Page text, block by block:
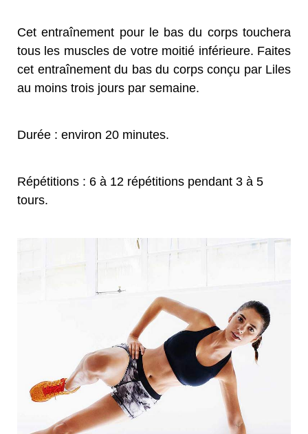
Cet entraînement pour le bas du corps touchera
tous les muscles de votre moitié inférieure. Faites
cet entraînement du bas du corps conçu par Liles
au moins trois jours par semaine.
Durée : environ 20 minutes.
Répétitions : 6 à 12 répétitions pendant 3 à 5
tours.